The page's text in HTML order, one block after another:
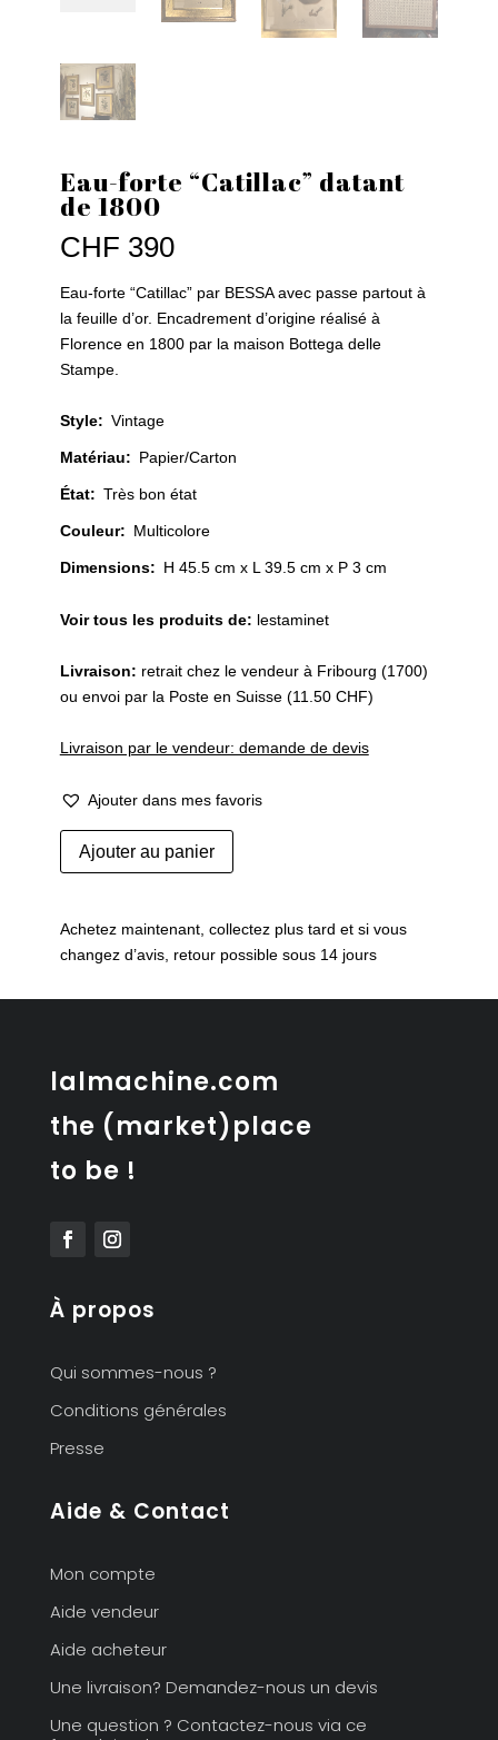
Eau-forte “Catillac” datant
de 1800
CHF 390
Eau-forte “Catillac” par BESSA avec passe partout à
la feuille d’or. Encadrement d’origine réalisé à
Florence en 1800 par la maison Bottega delle
Stampe.
Style: Vintage
Matériau: Papier/Carton
État: Très bon état
Couleur: Multicolore
Dimensions: H 45.5 cm x L 39.5 cm x P 3 cm
Voir tous les produits de: lestaminet
Livraison: retrait chez le vendeur à Fribourg (1700)
ou envoi par la Poste en Suisse (11.50 CHF)
Livraison par le vendeur: demande de devis
Ajouter dans mes favoris
quantité
de
datant
de
Ajouter au panier
Achetez maintenant, collectez plus tard et si vous
changez d’avis, retour possible sous 14 jours
lalmachine.com
the (market)place
to be !
À propos
Qui sommes-nous ?
Conditions générales
Presse
Aide & Contact
Mon compte
Aide vendeur
Aide acheteur
Une livraison? Demandez-nous un devis
Une question ? Contactez-nous via ce